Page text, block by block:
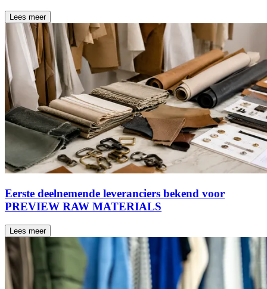
Lees meer
Eerste deelnemende leveranciers bekend voor
PREVIEW RAW MATERIALS
Lees meer